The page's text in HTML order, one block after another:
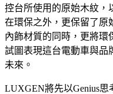
控台所使用的原始木紋，
在環保之外，更保留了原
內飾材質的同時，更將環
試圖表現這台電動車與品
未來。
LUXGEN將先以Genius